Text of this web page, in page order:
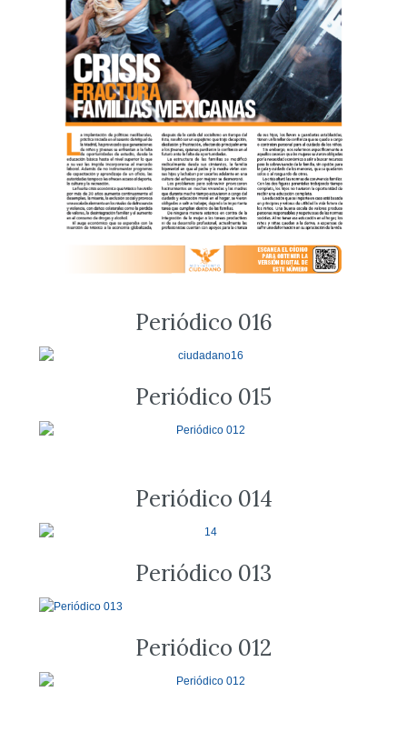
Periódico 016
Periódico 015
Periódico 014
Periódico 013
Periódico 012